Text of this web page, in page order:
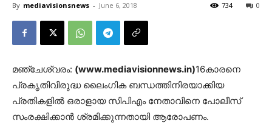
By mediavisionsnews - June 6, 2018 0
734
മഞ്ചേശ്വരം: (www.mediavisionnews.in)16കാരനെ
പ്രകൃതിവിരുദ്ധ ലൈംഗിക ബന്ധത്തിനിരയാക്കിയ
പ്രതികളില്‍ ഒരാളായ സിപിഎം നേതാവിനെ പോലീസ്
സംരക്ഷിക്കാന്‍ ശ്രമിക്കുന്നതായി ആരോപണം.